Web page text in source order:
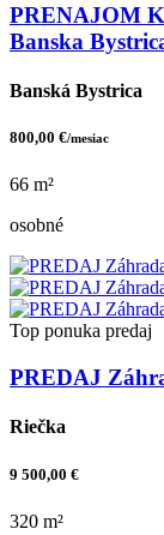
PRENAJOM
Banska
Banská Bystrica
800,00 €/mesiac
66 m²
osobné
Top ponuka predaj
PREDAJ
Riečka
9 500,00 €
320 m²